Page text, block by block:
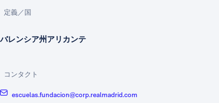
定義／国
バレンシア州アリカンテ
コンタクト
escuelas.fundacion@corp.realmadrid.com